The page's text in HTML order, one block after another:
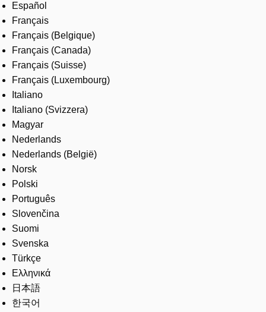
Español
Français
Français (Belgique)
Français (Canada)
Français (Suisse)
Français (Luxembourg)
Italiano
Italiano (Svizzera)
Magyar
Nederlands
Nederlands (België)
Norsk
Polski
Português
Slovenčina
Suomi
Svenska
Türkçe
Ελληνικά
日本語
한국어